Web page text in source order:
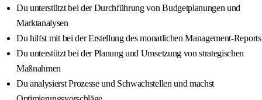
Du unterstützt bei der Durchführung von Budgetplanungen und
Marktanalysen
Du hilfst mit bei der Erstellung des monatlichen Management-Reports
Du unterstützt bei der Planung und Umsetzung von strategischen
Maßnahmen
Du analysierst Prozesse und Schwachstellen und machst